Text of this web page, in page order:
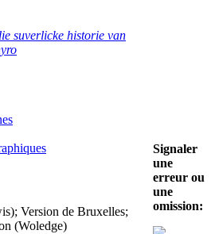
suverlicke historie van
Version de Bruxelles;
(Woledge)
Signaler
une
erreur ou
une
omission: